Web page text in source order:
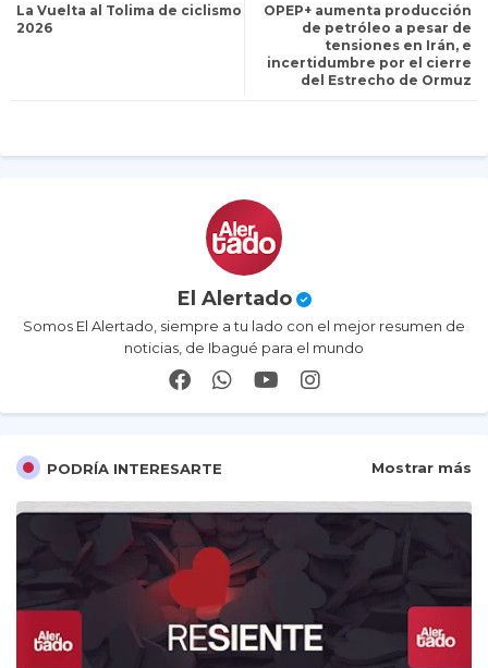
itt ats
ap
OPEP+ aumenta producción
de petróleo a pesar de
tensiones en Irán, e
incertidumbre por el cierre
del Estrecho de Ormuz
La Vuelta al Tolima de ciclismo
2026
El Alertado
Somos El Alertado, siempre a tu lado con el mejor resumen de
noticias, de Ibagué para el mundo
PODRÍA INTERESARTE Mostrar más